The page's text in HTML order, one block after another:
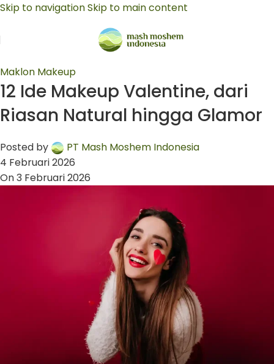
Skip to navigationSkip to main content
Maklon Makeup
12 Ide Makeup Valentine, dari
Riasan Natural hingga Glamor
Posted by
PT Mash Moshem Indonesia
4 Februari 2026
On 3 Februari 2026